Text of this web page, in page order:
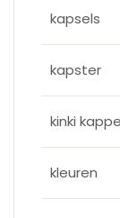
kapsels
kapster
kinki
kleuren